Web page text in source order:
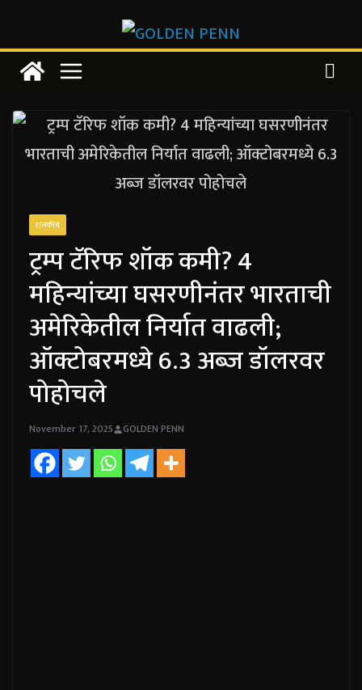
to
content
राजकीय
ट्रम्प टॅरिफ शॉक कमी? 4
महिन्यांच्या घसरणीनंतर भारताची
अमेरिकेतील निर्यात वाढली;
ऑक्टोबरमध्ये 6.3 अब्ज डॉलरवर
पोहोचले
November 17, 2025 GOLDEN PENN